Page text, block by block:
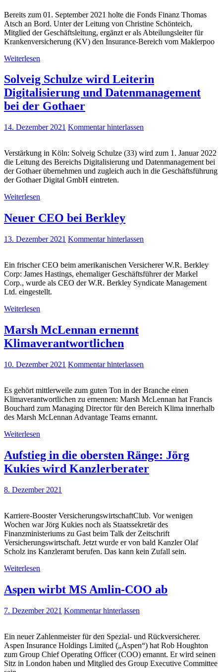
Bereits zum 01. September 2021 holte die Fonds Finanz Thomas
Atsch an Bord. Unter der Leitung von Christine Schönteich,
Mitglied der Geschäftsleitung, ergänzt er als Abteilungsleiter für
Krankenversicherung (KV) den Insurance-Bereich vom Maklerpoo
Weiterlesen
Solveig Schulze wird Leiterin
Digitalisierung und Datenmanagement
bei der Gothaer
14. Dezember 2021 Kommentar hinterlassen
Verstärkung in Köln: Solveig Schulze (33) wird zum 1. Januar 2022
die Leitung des Bereichs Digitalisierung und Datenmanagement bei
der Gothaer übernehmen und zugleich auch in die Geschäftsführung
der Gothaer Digital GmbH eintreten.
Weiterlesen
Neuer CEO bei Berkley
13. Dezember 2021 Kommentar hinterlassen
Ein frischer CEO beim amerikanischen Versicherer W.R. Berkley
Corp: James Hastings, ehemaliger Geschäftsführer der Markel
Corp., wurde als CEO der W.R. Berkley Syndicate Management
Ltd. eingestellt.
Weiterlesen
Marsh McLennan ernennt
Klimaverantwortlichen
10. Dezember 2021 Kommentar hinterlassen
Es gehört mittlerweile zum guten Ton in der Branche einen
Klimaverantwortlichen zu ernennen: Marsh McLennan hat Francis
Bouchard zum Managing Director für den Bereich Klima innerhalb
des Marsh McLennan Advantage Teams ernannt.
Weiterlesen
Aufstieg in die obersten Ränge: Jörg
Kukies wird Kanzlerberater
8. Dezember 2021
Karriere-Booster VersicherungswirtschaftClub. Vor wenigen
Wochen war Jörg Kukies noch als Staatssekretär des
Finanzministeriums zu Gast beim Talk der Zeitschrift
Versicherungswirtschaft. Jetzt wurde er von bald Kanzler Olaf
Scholz ins Kanzleramt berufen. Das kann kein Zufall sein.
Weiterlesen
Aspen wirbt MS Amlin-COO ab
7. Dezember 2021 Kommentar hinterlassen
Ein neuer Zahlenmeister für den Spezial- und Rückversicherer.
Aspen Insurance Holdings Limited („Aspen“) hat Rob Houghton
zum Group Chief Operating Officer (COO) ernannt. Er wird seinen
Sitz in London haben und Mitglied des Group Executive Committee